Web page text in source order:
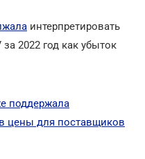
интерпретировать
2022 год как убыток
поддержала
цены для поставщиков